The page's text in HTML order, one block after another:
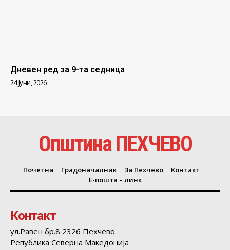
Дневен ред за 9-та седница
24 Јуни, 2026
Општина ПЕХЧЕВО
Почетна Градоначалник За Пехчево
Контакт
Е-пошта – линк
Контакт
ул.Равен бр.8 2326 Пехчево
Република Северна Македонија